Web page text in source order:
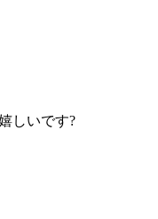
しいです?